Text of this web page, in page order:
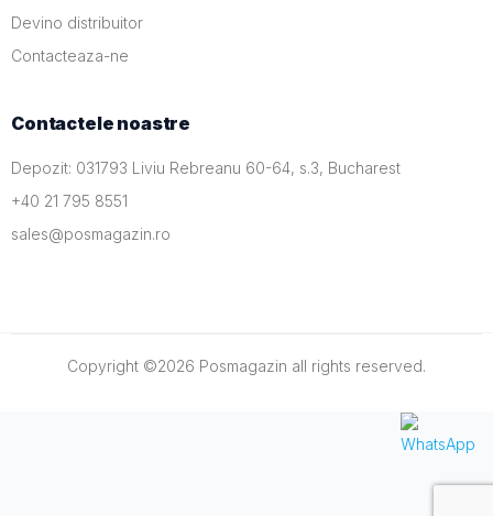
Devino distribuitor
Contacteaza-ne
Contactele noastre
Depozit: 031793 Liviu Rebreanu 60-64, s.3, Bucharest
+40 21 795 8551
sales@posmagazin.ro
Copyright ©2026 Posmagazin all rights reserved.